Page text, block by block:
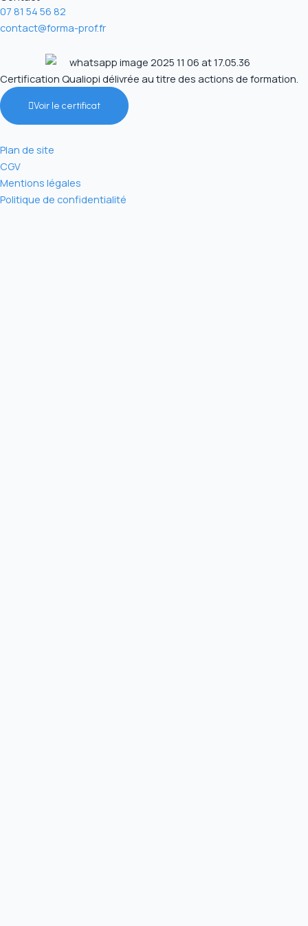
07 81 54 56 82
contact@forma-prof.fr
Certification Qualiopi délivrée au titre des actions de formation.
Voir le certificat
Plan de site
CGV
Mentions légales
Politique de confidentialité